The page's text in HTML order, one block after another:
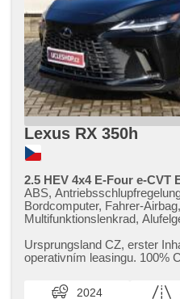
Lexus RX 350h
2.5 HEV 4x4 E-Four e-CVT
ABS,
Bordcomputer, Fahrer-
Multifunktionslenkrad,
Ausziehbare Kopflehnen,
Ledersitze, Teilbare
Wegfahrsperre,
Scheibenwischersensor,
Ursprungsland CZ,​ erster
operativním leasingu. 100%
2024